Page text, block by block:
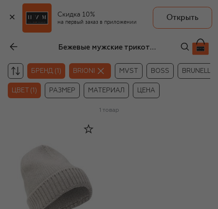
Скидка 10%
на первый заказ в приложении
Открыть
Бежевые мужские трикотажные головные уборы Brioni
БРЕНД (1) BRIONI MVST BOSS BRUNELLO
ЦВЕТ (1) РАЗМЕР МАТЕРИАЛ ЦЕНА
1 товар